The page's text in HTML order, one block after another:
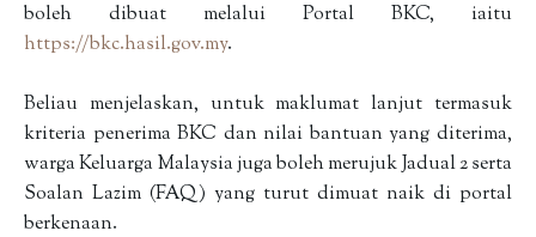
boleh dibuat melalui Portal BKC, iaitu
https://bkc.hasil.gov.my.
Beliau menjelaskan, untuk maklumat lanjut termasuk
kriteria penerima BKC dan nilai bantuan yang diterima,
warga Keluarga Malaysia juga boleh merujuk Jadual 2 serta
Soalan Lazim (FAQ) yang turut dimuat naik di portal
berkenaan.